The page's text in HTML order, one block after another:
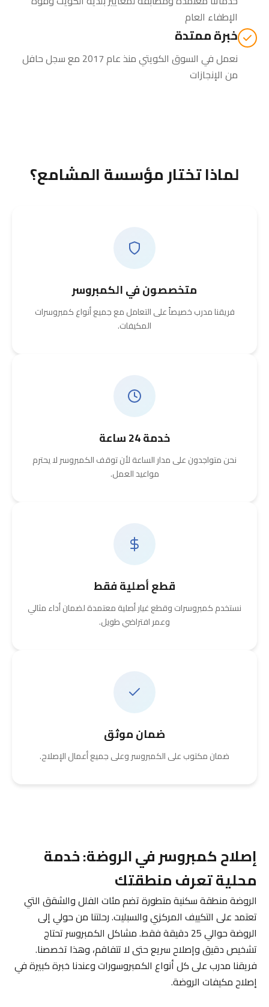
الإطفاء العام
خبرة ممتدة
نعمل في السوق الكويتي منذ عام 2017 مع سجل حافل
من الإنجازات
لماذا تختار مؤسسة المشامع؟
متخصصون في الكمبروسر
فريقنا مدرب خصيصاً على التعامل مع جميع أنواع كمبروسرات
المكيفات.
خدمة 24 ساعة
نحن متواجدون على مدار الساعة لأن توقف الكمبروسر لا يحترم
مواعيد العمل.
قطع أصلية فقط
نستخدم كمبروسرات وقطع غيار أصلية معتمدة لضمان أداء مثالي
وعمر افتراضي طويل.
ضمان موثق
ضمان مكتوب على الكمبروسر وعلى جميع أعمال الإصلاح.
إصلاح كمبروسر في الروضة: خدمة
محلية تعرف منطقتك
الروضة منطقة سكنية متطورة تضم مئات الفلل والشقق التي
تعتمد على التكييف المركزي والسبليت. رحلتنا من حولي إلى
الروضة حوالي 25 دقيقة فقط. مشاكل الكمبروسر تحتاج
تشخيص دقيق وإصلاح سريع حتى لا تتفاقم، وهذا تخصصنا.
فريقنا مدرب على كل أنواع الكمبروسورات وعندنا خبرة كبيرة في
إصلاح مكيفات الروضة.